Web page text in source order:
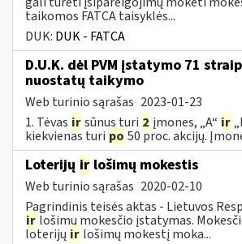
taikomos FATCA taisyklės...
DUK: DUK - FATCA
D.U.K. dėl PVM įstatymo 71
nuostatų taikymo
Web turinio sąrašas 2023-01-23
1. Tėvas irsūnus turi 2 įmones, „A“ ir
kiekvienas turi po 50 proc. akcijų.
Loterijų ir lošimų mokestis
Web turinio sąrašas 2020-02-10
Pagrindinis teisės aktas - Lietuvos
ir lošimų mokesčio įstatymas.
loterijų ir lošimų mokestį moka...